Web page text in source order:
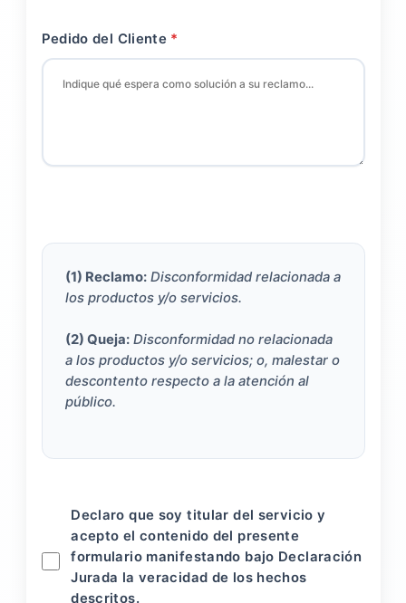
Pedido del Cliente
(1) Reclamo: Disconformidad relacionada a
los productos y/o servicios.
(2) Queja: Disconformidad no relacionada
a los productos y/o servicios; o, malestar o
descontento respecto a la atención al
público.
Declaro que soy titular del servicio y
acepto el contenido del presente
formulario manifestando bajo Declaración
Jurada la veracidad de los hechos
descritos.